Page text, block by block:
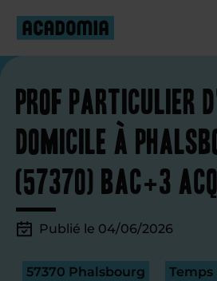
Prof particulier
domicile à
(57370) Bac+3
Publié le 04/06/2026
57370 Phalsbourg